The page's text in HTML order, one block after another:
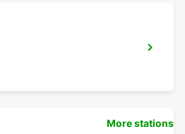
More stations